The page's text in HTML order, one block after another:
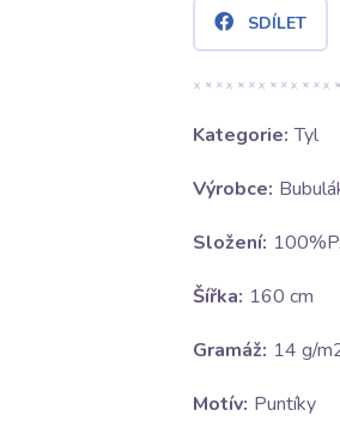
SDÍLET
Kategorie: Tyl
Výrobce:
Složení:
Šířka: 160 cm
Gramáž: 14 g/
Motív: Puntíky